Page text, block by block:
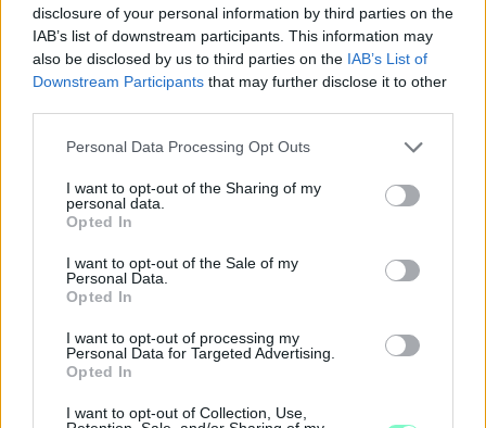
disclosure of your personal information by third parties on the
IAB’s list of downstream participants. This information may
also be disclosed by us to third parties on the IAB’s List of
Downstream Participants that may further disclose it to other
Please note that this website/app uses one or more Google
not limited to your visit or usage behaviour. You may click to
grant or deny consent to Google and its third-party tags to
use your data for below specified purposes in below Google
consent section.
Personal Data Processing Opt Outs
I want to opt-out of the Sharing of my
personal data.
Opted In
I want to opt-out of the Sale of my
Personal Data.
Opted In
I want to opt-out of processing my
Personal Data for Targeted Advertising.
Opted In
I want to opt-out of Collection, Use,
– jelentette ki a külgazdasági és külügyminiszter csütörtök
reggel aközösségi oldalán
Szijjártó Péter
élő bejelentkezésében azt mondta: a
szomszédságban a legrosszabb forgatókönyv következett be, a
háború, amelynek még a legnagyobb és legerősebb országok
Kiemelte, hogy Magyarország minden olyan szövetségesi
egyeztetésnek részese és része lesz, amelyek a koordinált
válaszreakció megadásáról szóló döntésekre vonatkoznak.
„A kormány legfontosabb feladata a magyar emberek
biztonságának garantálása"
– hangsúlyozta a tárcavezető.
Szijjártó Péter a videóban arról is beszámolt, egyeztetett